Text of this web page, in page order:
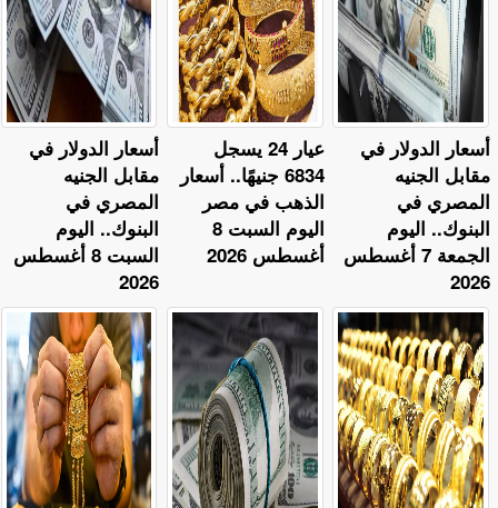
أسعار الدولار في
مقابل الجنيه
المصري في
البنوك.. اليوم
السبت 8 أغسطس
2026
عيار 24 يسجل
6834 جنيهًا.. أسعار
الذهب في مصر
اليوم السبت 8
أغسطس 2026
أسعار الدولار في
مقابل الجنيه
المصري في
البنوك.. اليوم
الجمعة 7 أغسطس
2026